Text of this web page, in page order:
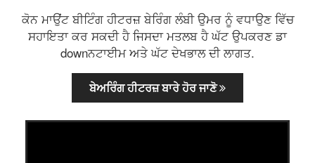
ਕੋਨ ਮਾਉਂਟ ਬੀਟਿੰਗ ਹੀਟਰਜ਼ ਬੇਰਿੰਗ ਲੰਬੀ ਉਮਰ ਨੂੰ ਵਧਾਉਣ ਵਿੱਚ
ਸਹਾਇਤਾ ਕਰ ਸਕਦੀ ਹੈ ਜਿਸਦਾ ਮਤਲਬ ਹੈ ਘੱਟ ਉਪਕਰਣ ਡਾ
downਨਟਾਈਮ ਅਤੇ ਘੱਟ ਦੇਖਭਾਲ ਦੀ ਲਾਗਤ.
ਬੇਅਰਿੰਗ ਹੀਟਰਜ਼ ਬਾਰੇ ਹੋਰ ਜਾਣੋ